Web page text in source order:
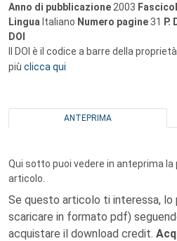
Anno di pubblicazione 2003
Lingua Italiano Numero pagine 31 P.
DOI
Il DOI è il codice a barre della
più clicca qui
ANTEPRIMA
Qui sotto puoi vedere in anteprima
articolo.
Se questo articolo ti interessa, lo
scaricare in formato pdf)
acquistare il download credit.